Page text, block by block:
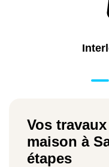
Vos
maison à
étapes